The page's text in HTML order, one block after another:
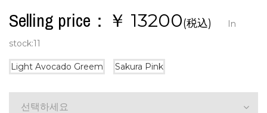
Selling price：￥ 13200(税込)
In
stock:11
Light Avocado Greem Sakura Pink
선택하세요